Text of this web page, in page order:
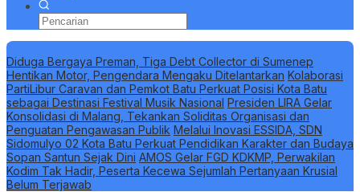
Berita Terbaru
Diduga Bergaya Preman, Tiga Debt Collector di Sumenep
Hentikan Motor, Pengendara Mengaku Ditelantarkan Kolaborasi
PartiLibur Caravan dan Pemkot Batu Perkuat Posisi Kota Batu
sebagai Destinasi Festival Musik Nasional Presiden LIRA Gelar
Konsolidasi di Malang, Tekankan Soliditas Organisasi dan
Penguatan Pengawasan Publik Melalui Inovasi ESSIDA, SDN
Sidomulyo 02 Kota Batu Perkuat Pendidikan Karakter dan Budaya
Sopan Santun Sejak Dini AMOS Gelar FGD KDKMP, Perwakilan
Kodim Tak Hadir, Peserta Kecewa Sejumlah Pertanyaan Krusial
Belum Terjawab